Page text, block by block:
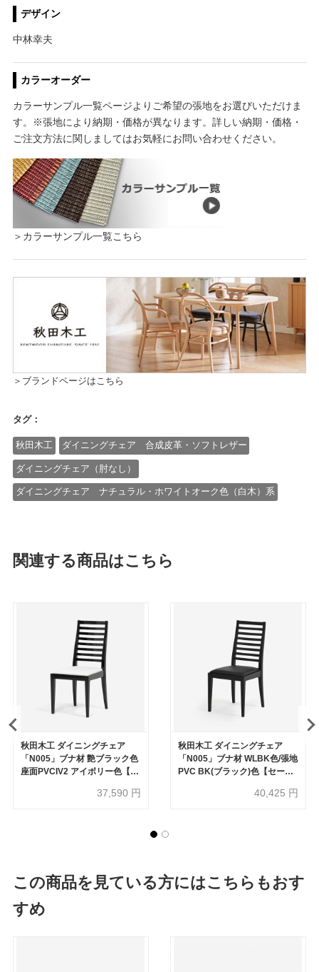
デザイン
中林幸夫
カラーオーダー
カラーサンプル一覧ページよりご希望の張地をお選びいただけま
す。※張地により納期・価格が異なります。詳しい納期・価格・
ご注文方法に関しましてはお気軽にお問い合わせください。
＞カラーサンプル一覧こちら
＞ブランドページはこちら
タグ：
秋田木工 ダイニングチェア 合成皮革・ソフトレザー
ダイニングチェア（肘なし）
ダイニングチェア ナチュラル・ホワイトオーク色（白木）系
関連する商品はこちら
秋田木工 ダイニングチェア
「N005」ブナ材 艶ブラック色
座面PVCIV2 アイボリー色【セ
37,590 円
秋田木工 ダイニングチェア
「N005」ブナ材 WLBK色/張地
PVC BK(ブラック)色【セール
40,425 円
この商品を見ている方にはこちらもおす
すめ